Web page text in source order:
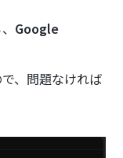
Google
、問題なければ